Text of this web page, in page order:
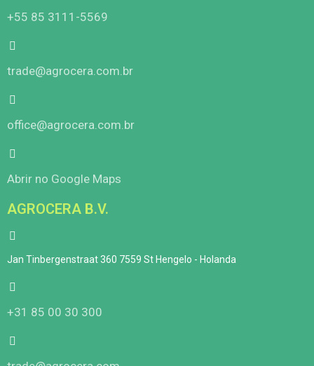
+55 85 3111-5569
trade@agrocera.com.br
office@agrocera.com.br
Abrir no Google Maps
AGROCERA B.V.
Jan Tinbergenstraat 360 7559 St Hengelo - Holanda
+31 85 00 30 300